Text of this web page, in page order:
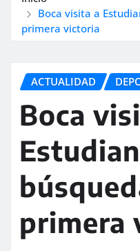
Boca visita a
primera victoria
ACTUALIDAD
Boca
primera